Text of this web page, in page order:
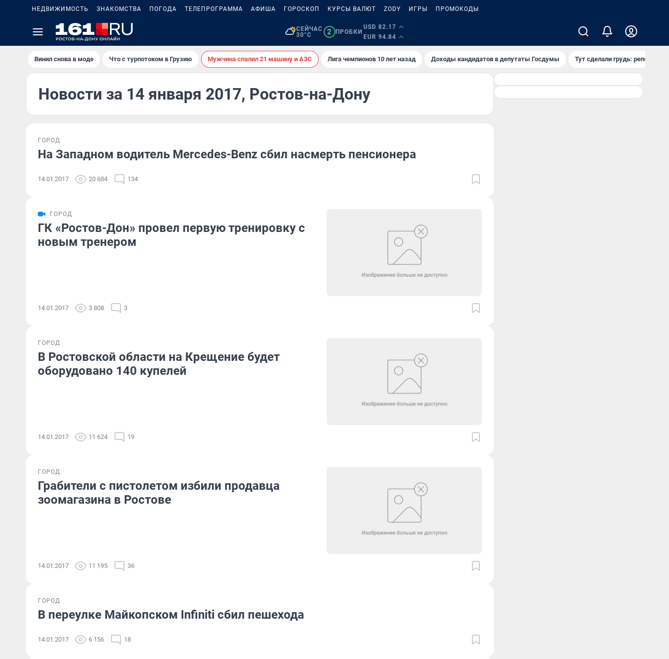
НЕДВИЖИМОСТЬ ЗНАКОМСТВА ПОГОДА ТЕЛЕПРОГРАММА АФИША ГОРОСКОП КУРСЫ ВАЛЮТ ZODY ИГРЫ ПРОМОКОДЫ
СЕЙЧАС
30°C
2 ПРОБКИ
USD 82.17
EUR 94.84
Винил снова в моде Что с турпотоком в Грузию Мужчина спалил 21 машину и АЗС Лига чемпионов 10 лет назад Доходы кандидатов в депутаты Госдумы Тут сделали грудь: репортаж
Новости за 14 января 2017, Ростов-на-Дону
ГОРОД
На Западном водитель Mercedes-Benz сбил насмерть пенсионера
14.01.2017 20 684 134
ГОРОД
ГК «Ростов-Дон» провел первую тренировку с
новым тренером
14.01.2017 3 808 3
ГОРОД
В Ростовской области на Крещение будет
оборудовано 140 купелей
14.01.2017 11 624 19
ГОРОД
Грабители с пистолетом избили продавца
зоомагазина в Ростове
14.01.2017 11 195 36
ГОРОД
В переулке Майкопском Infiniti сбил пешехода
14.01.2017 6 156 18